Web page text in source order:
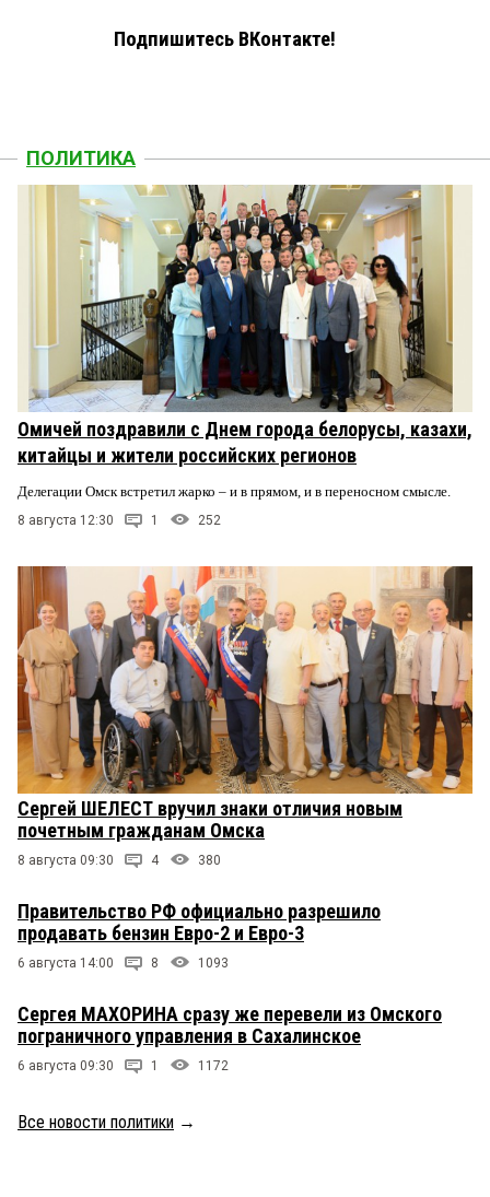
Подпишитесь ВКонтакте!
ПОЛИТИКА
Омичей поздравили с Днем города белорусы, казахи,
китайцы и жители российских регионов
Делегации Омск встретил жарко – и в прямом, и в переносном смысле.
8 августа 12:30 1 252
Сергей ШЕЛЕСТ вручил знаки отличия новым
почетным гражданам Омска
8 августа 09:30 4 380
Правительство РФ официально разрешило
продавать бензин Евро-2 и Евро-3
6 августа 14:00 8 1093
Сергея МАХОРИНА сразу же перевели из Омского
пограничного управления в Сахалинское
6 августа 09:30 1 1172
Все новости политики →